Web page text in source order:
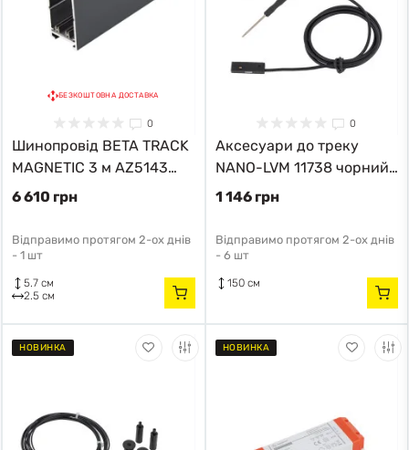
БЕЗКОШТОВНА ДОСТАВКА
0
Шинопровід BETA TRACK
MAGNETIC 3 м AZ5143
Azzardo
6 610 грн
Відправимо протягом 2-ох днів
- 1 шт
5.7 см
2.5 см
0
Аксесуари до треку
NANO-LVM 11738 чорний
11738 модерн
1 146 грн
Відправимо протягом 2-ох днів
- 6 шт
150 см
НОВИНКА НОВИНКА